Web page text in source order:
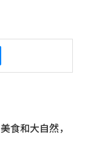
食和大自然，